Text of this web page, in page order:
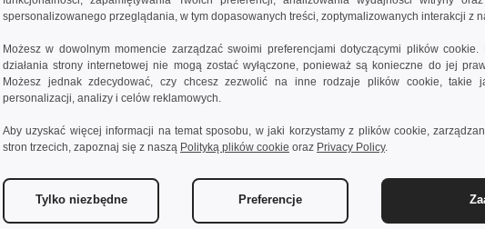
-41% 30,54 zł
ICEHAND Skrobaczka do szyb z rękawicą
spersonalizowanego przeglądania, w tym dopasowanych treści, zoptymalizowanych interakcji z
Możesz w dowolnym momencie zarządzać swoimi preferencjami dotyczącymi plików
działania strony internetowej nie mogą zostać wyłączone, ponieważ są konieczne do jej
Możesz jednak zdecydować, czy chcesz zezwolić na inne rodzaje plików cookie, takie
personalizacji, analizy i celów reklamowych.
Aby uzyskać więcej informacji na temat sposobu, w jaki korzystamy z plików cookie,
stron trzecich, zapoznaj się z naszą Polityką plików cookie oraz Privacy Policy.
Tylko niezbędne Preferencje